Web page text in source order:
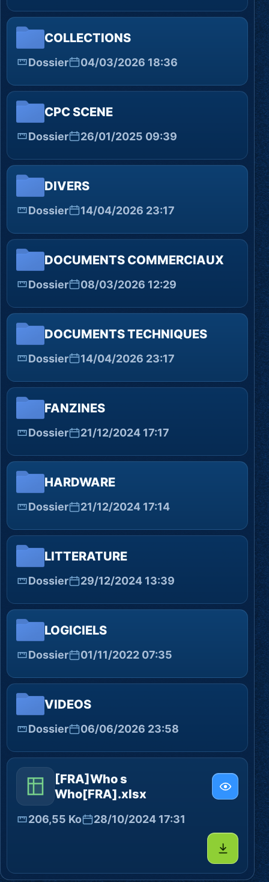
COLLECTIONS
Dossier 04/03/2026 18:36
CPC SCENE
Dossier 26/01/2025 09:39
DIVERS
Dossier 14/04/2026 23:17
DOCUMENTS COMMERCIAUX
Dossier 08/03/2026 12:29
DOCUMENTS TECHNIQUES
Dossier 14/04/2026 23:17
FANZINES
Dossier 21/12/2024 17:17
HARDWARE
Dossier 21/12/2024 17:14
LITTERATURE
Dossier 29/12/2024 13:39
LOGICIELS
Dossier 01/11/2022 07:35
VIDEOS
Dossier 06/06/2026 23:58
[FRA]Who s
Who[FRA].xlsx
206,55 Ko 28/10/2024 17:31